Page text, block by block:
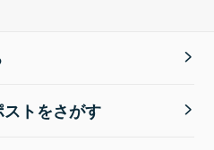
トをさがす